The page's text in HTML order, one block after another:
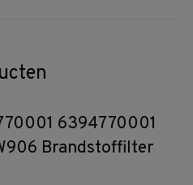
6394770001
Brandstoffilter